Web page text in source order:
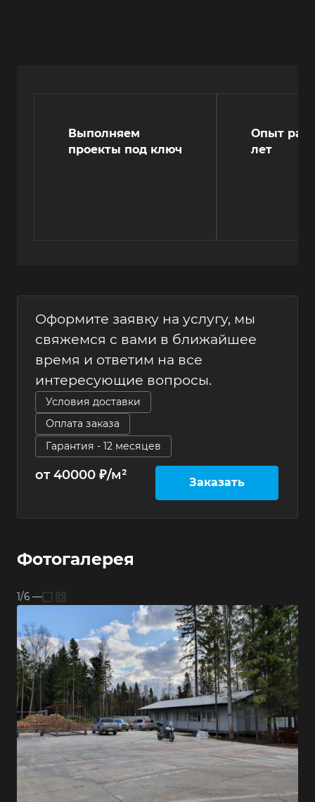
Выполняем
проекты под ключ
Опыт
лет
Оформите заявку на услугу, мы
свяжемся с вами в ближайшее
время и ответим на все
интересующие вопросы.
Условия доставки
Оплата заказа
Гарантия - 12 месяцев
от 40000 ₽/м² Заказать
Фотогалерея
1/6 —